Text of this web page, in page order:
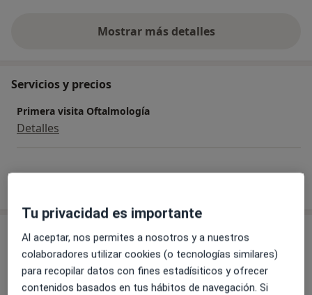
Mostrar más detalles
sobre la experiencia
Servicios y precios
Primera visita Oftalmología
Detalles
Consulta
Hospital de León, CAULE
Calle San Antonio, 1, León24008
Tu privacidad es importante
Al aceptar, nos permites a nosotros y a nuestros
colaboradores utilizar cookies (o tecnologías similares)
para recopilar datos con fines estadísiticos y ofrecer
contenidos basados en tus hábitos de navegación. Si